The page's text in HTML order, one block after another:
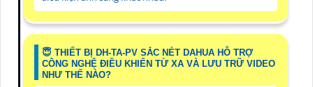
😇 THIẾT BỊ DH-TA-PV SẮC NÉT DAHUA HỖ TRỢ
CÔNG NGHỆ ĐIỀU KHIỂN TỪ XA VÀ LƯU TRỮ VIDEO
NHƯ THẾ NÀO?